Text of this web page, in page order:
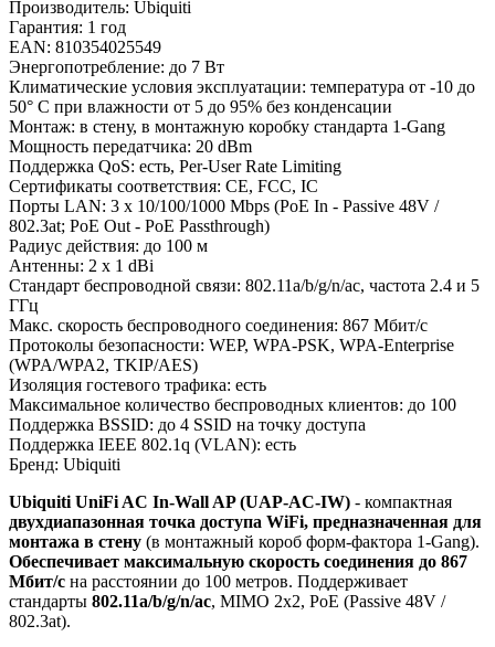
Производитель: Ubiquiti
Гарантия: 1 год
EAN: 810354025549
Энергопотребление: до 7 Вт
Климатические условия эксплуатации: температура от -10 до
50° C при влажности от 5 до 95% без конденсации
Монтаж: в стену, в монтажную коробку стандарта 1-Gang
Мощность передатчика: 20 dBm
Поддержка QoS: есть, Per-User Rate Limiting
Сертификаты соответствия: CE, FCC, IC
Порты LAN: 3 x 10/100/1000 Mbps (PoE In - Passive 48V /
802.3at; PoE Out - PoE Passthrough)
Радиус действия: до 100 м
Антенны: 2 x 1 dBi
Стандарт беспроводной связи: 802.11a/b/g/n/ac, частота 2.4 и 5
ГГц
Макс. скорость беспроводного соединения: 867 Мбит/с
Протоколы безопасности: WEP, WPA-PSK, WPA-Enterprise
(WPA/WPA2, TKIP/AES)
Изоляция гостевого трафика: есть
Максимальное количество беспроводных клиентов: до 100
Поддержка BSSID: до 4 SSID на точку доступа
Поддержка IEEE 802.1q (VLAN): есть
Бренд: Ubiquiti
Ubiquiti UniFi AC In-Wall AP (UAP-AC-IW) - компактная
двухдиапазонная точка доступа WiFi, предназначенная для
монтажа в стену (в монтажный короб форм-фактора 1-Gang).
Обеспечивает максимальную скорость соединения до 867
Мбит/с на расстоянии до 100 метров. Поддерживает
стандарты 802.11a/b/g/n/ac, MIMO 2x2, PoE (Passive 48V /
802.3at).